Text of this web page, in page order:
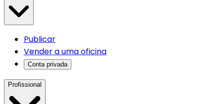
Publicar
Vender a uma oficina
Conta privada
Profissional